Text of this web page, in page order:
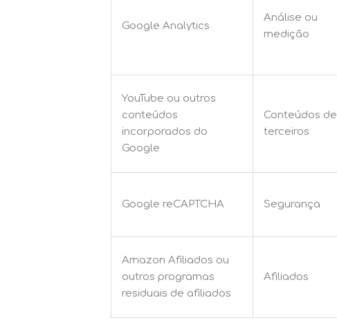
Google Analytics
Análise ou
medição
YouTube ou outros
conteúdos
incorporados do
Google
Conteúdos de
terceiros
Google reCAPTCHA Segurança
Amazon Afiliados ou
outros programas
residuais de afiliados
Afiliados